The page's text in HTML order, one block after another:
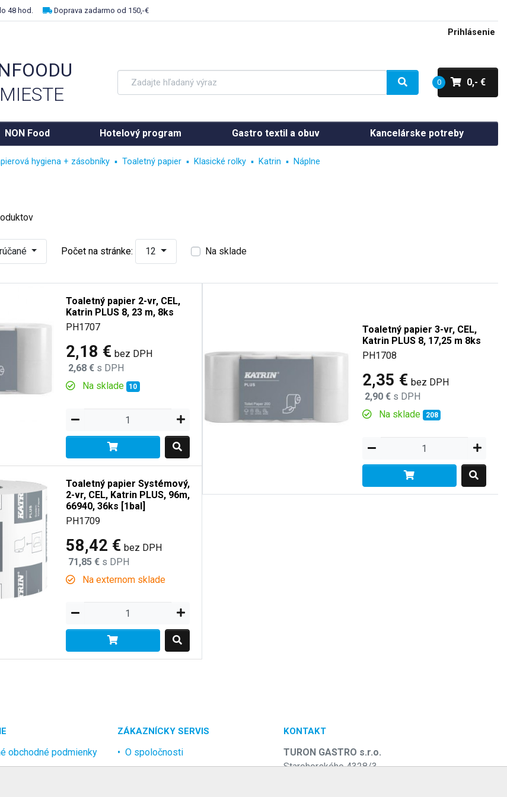
48 hod. Doprava zadarmo od 150,-€
Prihlásenie
0 0,- €
NON Food Hotelový program Gastro textil a obuv Kancelárske potreby
hygiena + zásobníky Toaletný papier Klasické rolky Katrin Náplne
Počet na stránke: 12 Na sklade
Toaletný papier 2-vr, CEL,
Katrin PLUS 8, 23 m, 8ks
PH1707
2,18 € bez DPH
2,68 € s DPH
Na sklade
10
Toaletný papier 3-vr, CEL,
Katrin PLUS 8, 17,25 m 8ks
PH1708
2,35 € bez DPH
2,90 € s DPH
Na sklade
208
Toaletný papier Systémový,
2-vr, CEL, Katrin PLUS, 96m,
66940, 36ks [1bal]
PH1709
58,42 € bez DPH
71,85 € s DPH
Na externom sklade
obchodné podmienky
údajov
ZÁKAZNÍCKY SERVIS
O spoločnosti
Kontakt
KONTAKT
TURON GASTRO s.r.o.
Starohorského 4328/3